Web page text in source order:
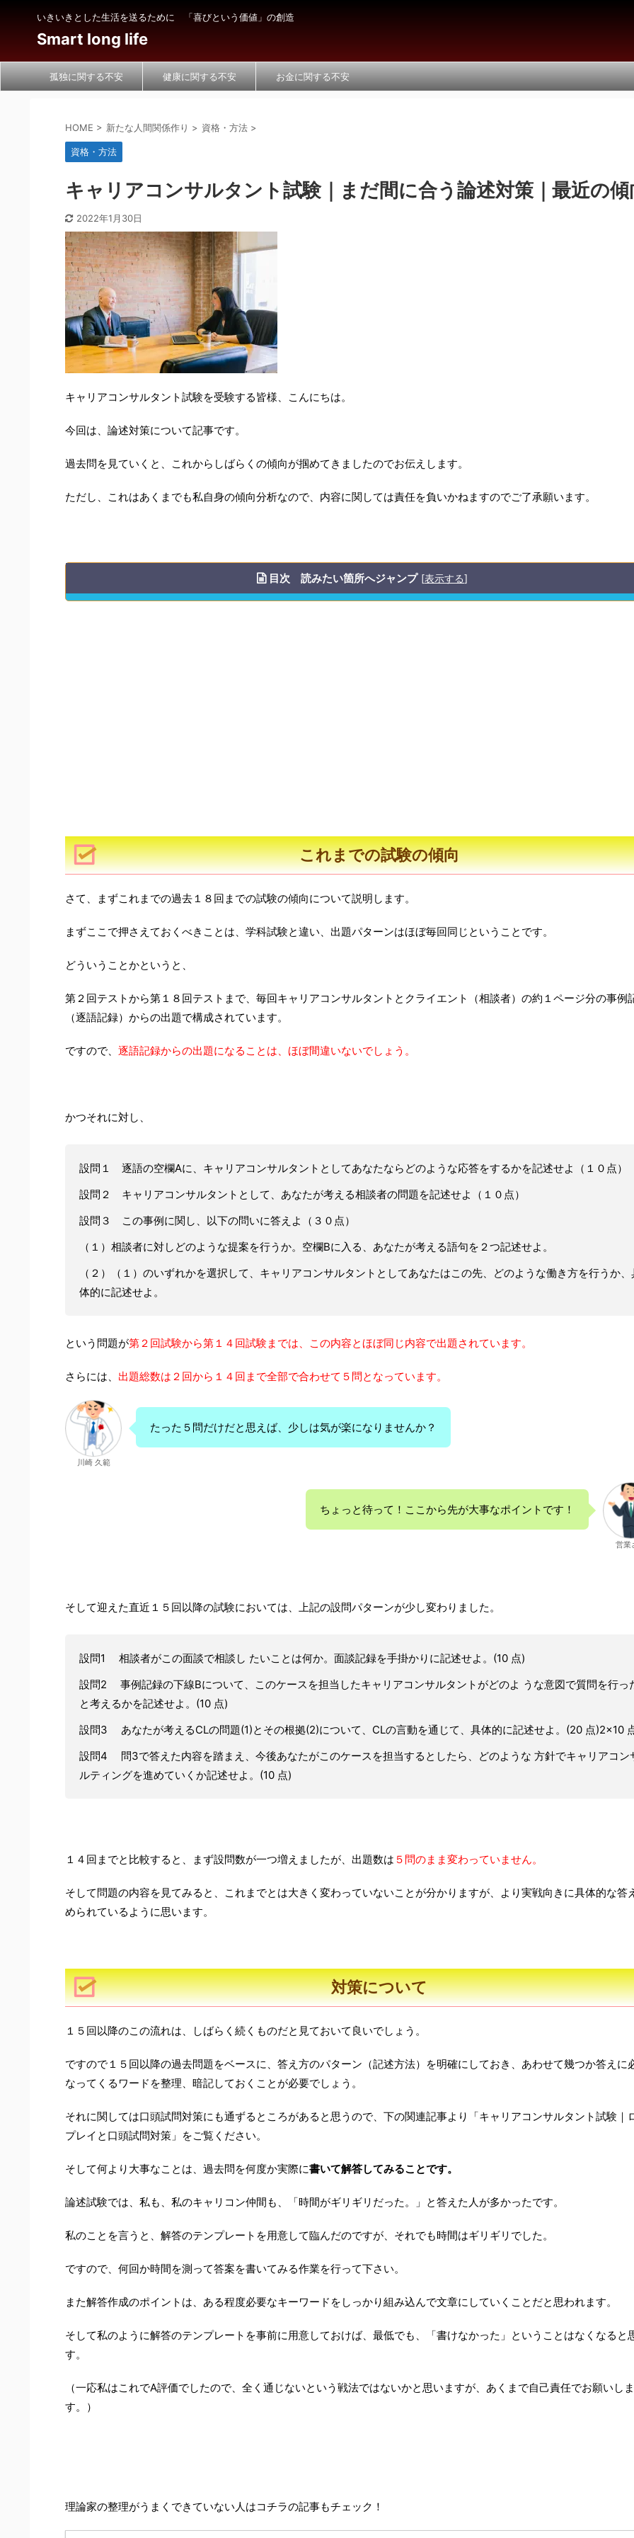
いきいきとした生活を送るために 「喜びという価値」の創造
Smart long life
孤独に関する不安 健康に関する不安 お金に関する不安
HOME > 新たな人間関係作り > 資格・方法 >
資格・方法
キャリアコンサルタント試験｜まだ間に合う論述対策｜最近の傾
2022年1月30日
キャリアコンサルタント試験を受験する皆様、こんにちは。
今回は、論述対策について記事です。
過去問を見ていくと、これからしばらくの傾向が掴めてきましたのでお伝えします。
ただし、これはあくまでも私自身の傾向分析なので、内容に関しては責任を負いかねますのでご了承願います。
目次 読みたい箇所へジャンプ [表示する]
これまでの試験の傾向
さて、まずこれまでの過去１８回までの試験の傾向について説明します。
まずここで押さえておくべきことは、学科試験と違い、出題パターンはほぼ毎回同じということです。
どういうことかというと、
第２回テストから第１８回テストまで、毎回キャリアコンサルタントとクライエント（相談者）の約１ページ分の事例
（逐語記録）からの出題で構成されています。
ですので、 逐語記録からの出題になることは、ほぼ間違いないでしょう。
かつそれに対し、
設問１ 逐語の空欄Aに、キャリアコンサルタントとしてあなたならどのような応答をするかを記述せよ（１０点）
設問２ キャリアコンサルタントとして、あなたが考える相談者の問題を記述せよ（１０点）
設問３ この事例に関し、以下の問いに答えよ（３０点）
（１）相談者に対しどのような提案を行うか。空欄Bに入る、あなたが考える語句を２つ記述せよ。
（２）（１）のいずれかを選択して、キャリアコンサルタントとしてあなたはこの先、どのような働き方を行うか、
体的に記述せよ。
という問題が第２回試験から第１４回試験までは、この内容とほぼ同じ内容で出題されています。
さらには、 出題総数は２回から１４回まで全部で合わせて５問となっています。
川崎 久範
たった５問だけだと思えば、少しは気が楽になりませんか？
ちょっと待って！ここから先が大事なポイントです！
営業
そして迎えた直近１５回以降の試験においては、上記の設問パターンが少し変わりました。
設問1 相談者がこの面談で相談し たいことは何か。面談記録を手掛かりに記述せよ。(10 点)
設問2 事例記録の下線Bについて、このケースを担当したキャリアコンサルタントがどのよ うな意図で質問を行っ
と考えるかを記述せよ。(10 点)
設問3 あなたが考えるCLの問題(1)とその根拠(2)について、CLの言動を通じて、具体的に記述せよ。(20 点)2×10
設問4 問3で答えた内容を踏まえ、今後あなたがこのケースを担当するとしたら、どのような 方針でキャリアコン
ルティングを進めていくか記述せよ。(10 点)
１４回までと比較すると、まず設問数が一つ増えましたが、出題数は ５問のまま変わっていません。
そして問題の内容を見てみると、これまでとは大きく変わっていないことが分かりますが、より実戦向きに具体的な答
められているように思います。
対策について
１５回以降のこの流れは、しばらく続くものだと見ておいて良いでしょう。
ですので１５回以降の過去問題をベースに、答え方のパターン（記述方法）を明確にしておき、あわせて幾つか答えに
なってくるワードを整理、暗記しておくことが必要でしょう。
それに関しては口頭試問対策にも通ずるところがあると思うので、下の関連記事より「キャリアコンサルタント試験｜
プレイと口頭試問対策」をご覧ください。
そして何より大事なことは、過去問を何度か実際に書いて解答してみることです。
論述試験では、私も、私のキャリコン仲間も、「時間がギリギリだった。」と答えた人が多かったです。
私のことを言うと、解答のテンプレートを用意して臨んだのですが、それでも時間はギリギリでした。
ですので、何回か時間を測って答案を書いてみる作業を行って下さい。
また解答作成のポイントは、ある程度必要なキーワードをしっかり組み込んで文章にしていくことだと思われます。
そして私のように解答のテンプレートを事前に用意しておけば、最低でも、「書けなかった」ということはなくなると
す。
（一応私はこれでA評価でしたので、全く通じないという戦法ではないかと思いますが、あくまで自己責任でお願いしま
す。）
理論家の整理がうまくできていない人はコチラの記事もチェック！